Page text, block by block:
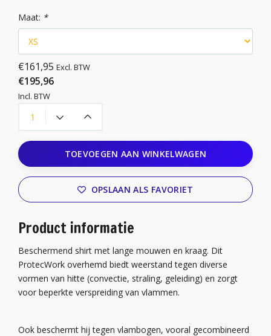
Maat: *
€161,95 Excl. BTW
€195,96
Incl. BTW
TOEVOEGEN AAN WINKELWAGEN
OPSLAAN ALS FAVORIET
Product informatie
Beschermend shirt met lange mouwen en kraag. Dit
ProtecWork overhemd biedt weerstand tegen diverse
vormen van hitte (convectie, straling, geleiding) en zorgt
voor beperkte verspreiding van vlammen.
Ook beschermt hij tegen vlambogen, vooral gecombineerd